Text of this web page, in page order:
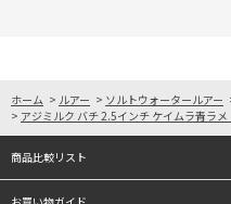
ホーム > ルアー > ソルトウォータールアー
> アジミルク バチ 2.5インチ ケイムラ青ラメ
商品比較リスト